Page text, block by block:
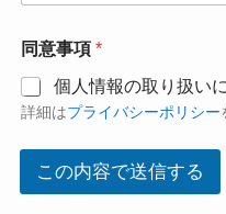
同意事項 *
個人情報の取り扱い
詳細はプライバシーポリシー
この内容で送信する